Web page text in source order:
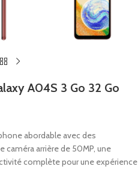
A04S 3 Go 32 Go
abordable avec des
caméra arrière de 50MP, une
complète pour une expérience